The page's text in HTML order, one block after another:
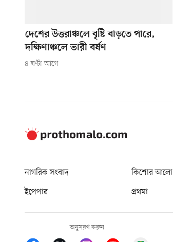
দেশের উত্তরাঞ্চলে বৃষ্টি বাড়তে পারে,
দক্ষিণাঞ্চলে ভারী বর্ষণ
৪ ঘণ্টা আগে
নাগরিক সংবাদ কিশোর আলো
ইপেপার
প্রথমা
অনুসরণ করুন